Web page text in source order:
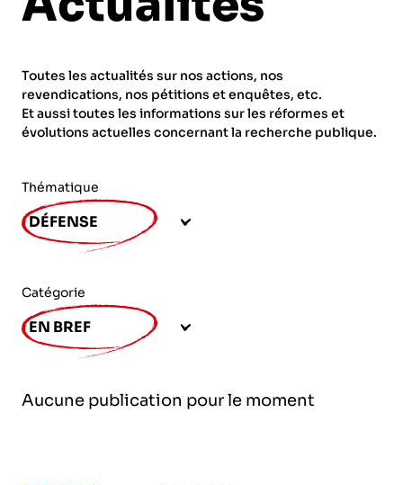
Fonction publique
Actions spécifiques
ORGANISMES
CNRS – Centre national de la recherche
scientifique
INRIA - Institut national de recherche en
INSERM – Institut national de la santé et de la
recherche médicale
développement
INED – Institut national d’études
démographiques
l’exploitation de la mer
AGENDA
PUBLICATIONS
ADHÉRER
Toutes les actualités sur nos actions, nos
revendications, nos pétitions et enquêtes, etc.
Et aussi toutes les informations sur les réformes et
évolutions actuelles concernant la recherche publique.
Thématique
DÉFENSE
Catégorie
EN BREF
Aucune publication pour le moment